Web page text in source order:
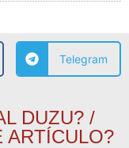
Telegram
DUZU? /
ARTÍCULO?